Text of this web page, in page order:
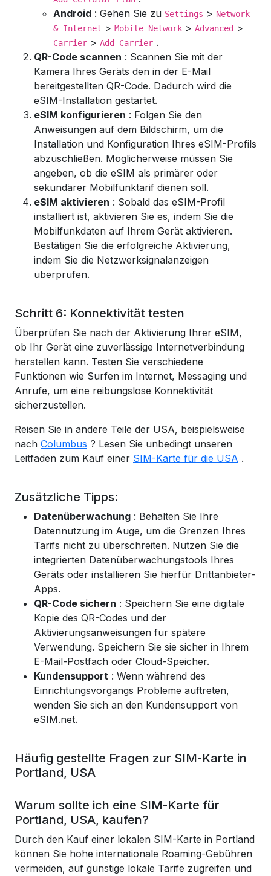
Android : Gehen Sie zu Settings > Network
& Internet > Mobile Network > Advanced >
Carrier > Add Carrier .
QR-Code scannen : Scannen Sie mit der
Kamera Ihres Geräts den in der E-Mail
bereitgestellten QR-Code. Dadurch wird die
eSIM-Installation gestartet.
eSIM konfigurieren : Folgen Sie den
Anweisungen auf dem Bildschirm, um die
Installation und Konfiguration Ihres eSIM-Profils
abzuschließen. Möglicherweise müssen Sie
angeben, ob die eSIM als primärer oder
sekundärer Mobilfunktarif dienen soll.
eSIM aktivieren : Sobald das eSIM-Profil
installiert ist, aktivieren Sie es, indem Sie die
Mobilfunkdaten auf Ihrem Gerät aktivieren.
Bestätigen Sie die erfolgreiche Aktivierung,
indem Sie die Netzwerksignalanzeigen
überprüfen.
Schritt 6: Konnektivität testen
Überprüfen Sie nach der Aktivierung Ihrer eSIM,
ob Ihr Gerät eine zuverlässige Internetverbindung
herstellen kann. Testen Sie verschiedene
Funktionen wie Surfen im Internet, Messaging und
Anrufe, um eine reibungslose Konnektivität
sicherzustellen.
Reisen Sie in andere Teile der USA, beispielsweise
nach Columbus ? Lesen Sie unbedingt unseren
Leitfaden zum Kauf einer SIM-Karte für die USA .
Zusätzliche Tipps:
Datenüberwachung : Behalten Sie Ihre
Datennutzung im Auge, um die Grenzen Ihres
Tarifs nicht zu überschreiten. Nutzen Sie die
integrierten Datenüberwachungstools Ihres
Geräts oder installieren Sie hierfür Drittanbieter-
Apps.
QR-Code sichern : Speichern Sie eine digitale
Kopie des QR-Codes und der
Aktivierungsanweisungen für spätere
Verwendung. Speichern Sie sie sicher in Ihrem
E-Mail-Postfach oder Cloud-Speicher.
Kundensupport : Wenn während des
Einrichtungsvorgangs Probleme auftreten,
wenden Sie sich an den Kundensupport von
eSIM.net.
Häufig gestellte Fragen zur SIM-Karte in
Portland, USA
Warum sollte ich eine SIM-Karte für
Portland, USA, kaufen?
Durch den Kauf einer lokalen SIM-Karte in Portland
können Sie hohe internationale Roaming-Gebühren
vermeiden, auf günstige lokale Tarife zugreifen und